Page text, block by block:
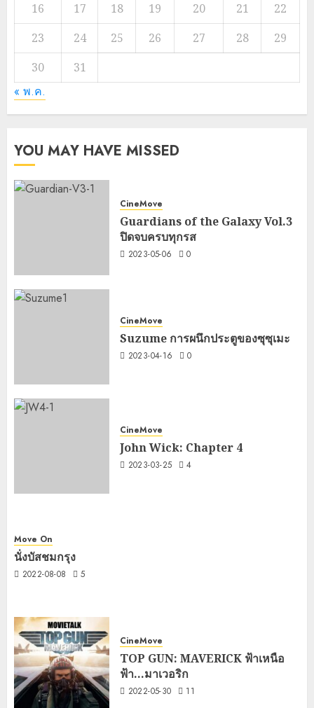
16
17 18 19 20 21
22
23
24 25 26 27 28
29
30
31
« พ.ค.
YOU MAY HAVE MISSED
CineMove
Guardians of the Galaxy Vol.3
ปิดจบครบทุกรส
2023-05-06 0
CineMove
Suzume การผนึกประตูของซุซุเมะ
2023-04-16 0
CineMove
John Wick: Chapter 4
2023-03-25 4
Move On
นั่งบัสชมกรุง
2022-08-08 5
CineMove
TOP GUN: MAVERICK ฟ้าเหนือ
ฟ้า…มาเวอริก
2022-05-30 11